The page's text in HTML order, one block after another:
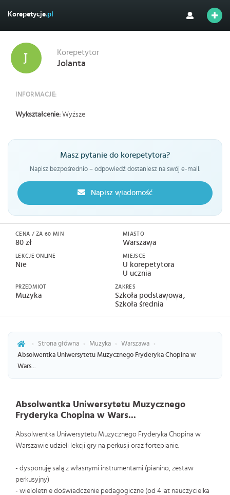
Korepetycje.pl
Korepetytor
Jolanta
INFORMACJE:
Wykształcenie: Wyższe
Masz pytanie do korepetytora?
Napisz bezpośrednio – odpowiedź dostaniesz na swój e-mail.
Napisz wiadomość
CENA / ZA 60 MIN
80 zł
LEKCJE ONLINE
Nie
MIASTO
Warszawa
MIEJSCE
U korepetytora
U ucznia
PRZEDMIOT
Muzyka
ZAKRES
Szkoła podstawowa
Szkoła średnia
› Strona główna › Muzyka › Warszawa
›
Absolwentka Uniwersytetu Muzycznego Fryderyka Chopina w
Wars...
Absolwentka Uniwersytetu Muzycznego
Fryderyka Chopina w Wars...
Absolwentka Uniwersytetu Muzycznego Fryderyka Chopina w
Warszawie udzieli lekcji gry na perkusji oraz fortepianie.
- dysponuję salą z własnymi instrumentami (pianino, zestaw
perkusyjny)
- wieloletnie doświadczenie pedagogiczne (od 4 lat nauczycielka